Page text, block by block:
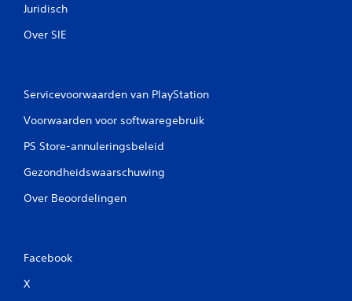
Juridisch
Over SIE
Servicevoorwaarden van PlayStation
Voorwaarden voor softwaregebruik
PS Store-annuleringsbeleid
Gezondheidswaarschuwing
Over Beoordelingen
Facebook
X